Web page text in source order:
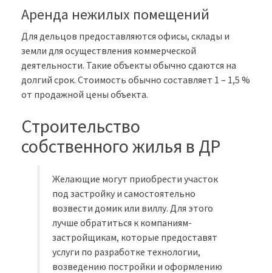
Аренда нежилых помещений
Для дельцов предоставляются офисы, склады и
земли для осуществления коммерческой
деятельности. Такие объекты обычно сдаются на
долгий срок. Стоимость обычно составляет 1 – 1,5 %
от продажной цены объекта.
Строительство
собственного жилья в ДР
Желающие могут приобрести участок
под застройку и самостоятельно
возвести домик или виллу. Для этого
лучше обратиться к компаниям-
застройщикам, которые предоставят
услуги по разработке технологии,
возведению постройки и оформлению